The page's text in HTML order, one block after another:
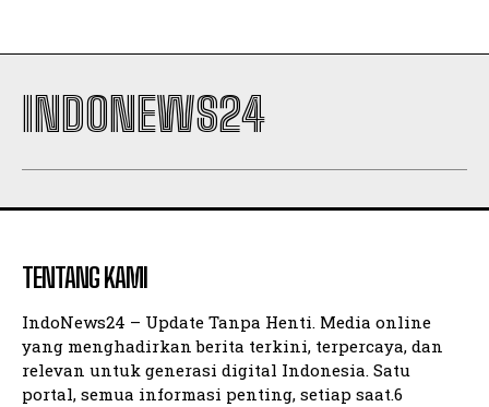
INDONEWS24
TENTANG KAMI
IndoNews24 – Update Tanpa Henti. Media online
yang menghadirkan berita terkini, terpercaya, dan
relevan untuk generasi digital Indonesia. Satu
portal, semua informasi penting, setiap saat.6